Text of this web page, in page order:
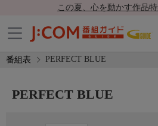
この夏、心を動かす作品
番組表 PERFECT BLUE
PERFECT BLUE